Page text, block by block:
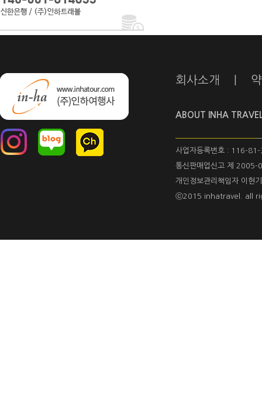
회사소개
ABOUT INHA
사업자등록번호 : 116-
통신판매업신고 제 2005-
개인정보관리책임자 이현기
ⓒ2015 inhatravel. all